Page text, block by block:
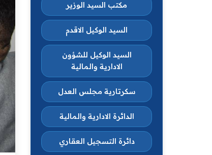
مكتب السيد الوزير
السيد الوكيل الاقدم
السيد الوكيل للشؤون
الادارية والمالية
سكرتارية مجلس العدل
الدائرة الادارية والمالية
دائرة التسجيل العقاري